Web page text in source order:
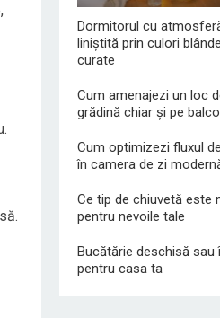
Dormitorul cu
liniștită prin culori
curate
Cum amenajezi un loc
grădină chiar și pe
Cum optimizezi fluxul
în camera de zi
Ce tip de chiuvetă este
pentru nevoile tale
Bucătărie deschisă sau
pentru casa ta